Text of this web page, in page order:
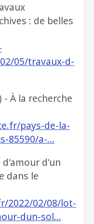
: de belles
05/travaux-d-
À la recherche
pays-de-la-
85590/a-…
d'un
dans le
2022/02/08/lot-
dun-sol…